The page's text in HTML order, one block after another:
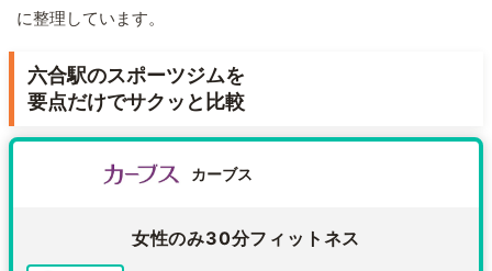
に整理しています。
六合駅のスポーツジムを
要点だけでサクッと比較
カーブス
女性のみ30分フィットネス